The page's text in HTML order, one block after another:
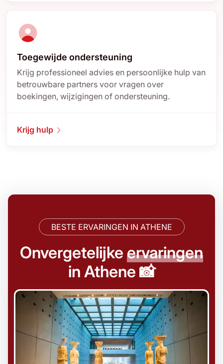
Toegewijde ondersteuning
Krijg professioneel advies en persoonlijke hulp van
betrouwbare partners voor vragen over
boekingen, wijzigingen of ondersteuning.
Krijg hulp
BESTE ERVARINGEN IN ATHENE
Onvergetelijke ervaringen
in Athene 📸